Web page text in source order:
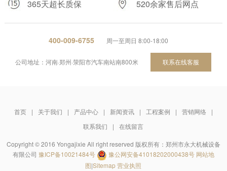
365天超长质保
520余家售后网点
400-009-6755 周一至周日 8:00-18:00
公司地址：河南·郑州·荥阳市汽车南站南800米 联系在线客服
首页 | 关于我们 | 产品中心 | 新闻资讯 | 工程案例 | 营销网络
|
联系我们
| 在线留言
Copyright © 2016 Yongajixie All right reserved 版权所有：郑州市永大机械设备
有限公司 豫ICP备10021484号 豫公网安备41018202000438号 网站地
图|Sitemap 营业执照